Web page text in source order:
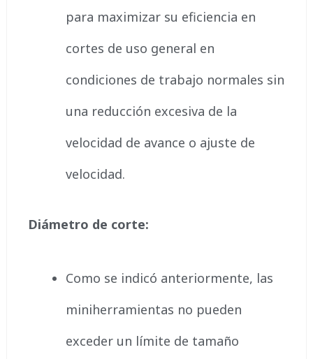
para maximizar su eficiencia en
cortes de uso general en
condiciones de trabajo normales sin
una reducción excesiva de la
velocidad de avance o ajuste de
velocidad.
Diámetro de corte:
Como se indicó anteriormente, las
miniherramientas no pueden
exceder un límite de tamaño